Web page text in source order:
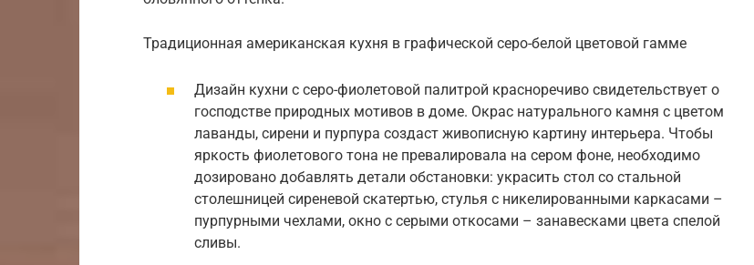
Традиционная американская кухня в графической серо-белой цветовой гамме
Дизайн кухни с серо-фиолетовой палитрой красноречиво свидетельствует о
господстве природных мотивов в доме. Окрас натурального камня с цветом
лаванды, сирени и пурпура создаст живописную картину интерьера. Чтобы
яркость фиолетового тона не превалировала на сером фоне, необходимо
дозировано добавлять детали обстановки: украсить стол со стальной
столешницей сиреневой скатертью, стулья с никелированными каркасами –
пурпурными чехлами, окно с серыми откосами – занавесками цвета спелой
сливы.